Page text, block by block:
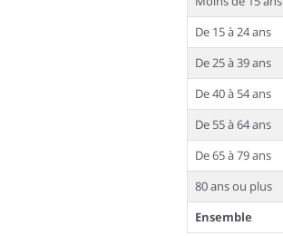
De 15 à 24 ans
De 25 à 39 ans
De 40 à 54 ans
De 55 à 64 ans
De 65 à 79 ans
80 ans ou plus
Ensemble